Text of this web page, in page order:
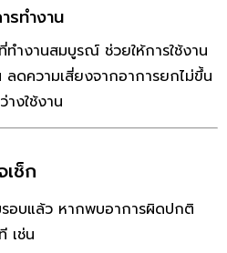
รทำงาน
ทำงานสมบูรณ์ ช่วยให้การใช้งาน
ดความเสี่ยงจากอาการยกไม่ขึ้น
งใช้งาน
ช็ก
อบแล้ว หากพบอาการผิดปกติ
เช่น